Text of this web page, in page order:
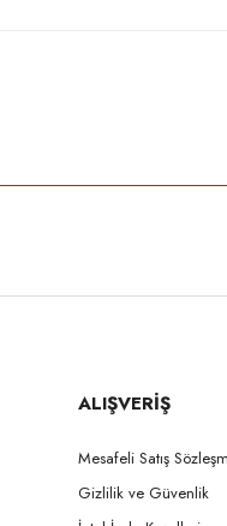
ALIŞVERİŞ
Mesafeli Satış
Gizlilik ve Güvenlik